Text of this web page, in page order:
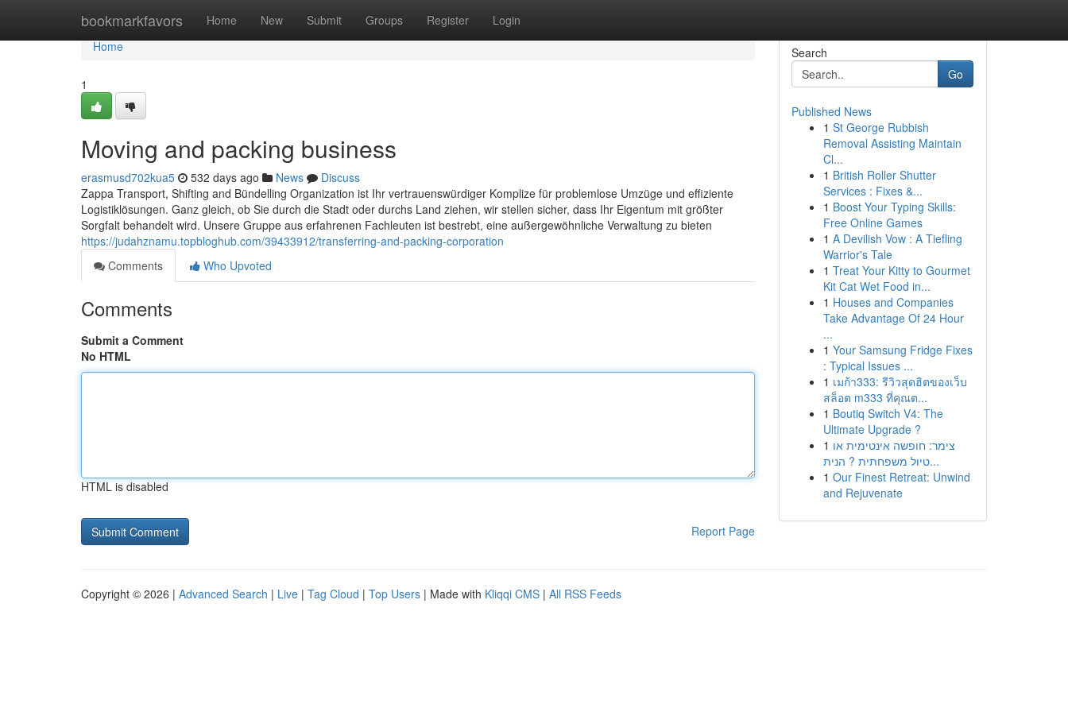
bookmarkfavors Home New Submit Groups Register Login
Home
Home
1
Moving and packing business
erasmusd702kua5 532 days ago News
Discuss
Zappa Transport, Shifting and Bündelling Organization ist Ihr vertrauenswürdiger Komplize für problemlose Umzüge und effiziente
Logistiklösungen. Ganz gleich, ob Sie durch die Stadt oder durchs Land ziehen, wir stellen sicher, dass Ihr Eigentum mit größter
Sorgfalt behandelt wird. Unsere Gruppe aus erfahrenen Fachleuten ist bestrebt, eine außergewöhnliche Verwaltung zu bieten
https://judahznamu.topbloghub.com/39433912/transferring-and-packing-corporation
Comments
Who Upvoted
Comments
Submit a Comment
No HTML
HTML is disabled
Report Page
Search
Go
Published News
1 St George Rubbish
Removal Assisting Maintain
Cl...
1 British Roller Shutter
Services : Fixes &...
1 Boost Your Typing Skills:
Free Online Games
1 A Devilish Vow : A Tiefling
Warrior's Tale
1 Treat Your Kitty to Gourmet
Kit Cat Wet Food in...
1 Houses and Companies
Take Advantage Of 24 Hour
...
1 Your Samsung Fridge Fixes
: Typical Issues ...
1 เมก้า333: รีวิวสุดฮิตของเว็บ
สล็อต m333 ที่คุณต...
1 Boutiq Switch V4: The
Ultimate Upgrade ?
1 צימר: חופשה אינטימית או
טיול משפחתית ? הנית...
1 Our Finest Retreat: Unwind
and Rejuvenate
Copyright © 2026 | Advanced Search | Live | Tag Cloud | Top Users | Made with Kliqqi CMS | All RSS Feeds